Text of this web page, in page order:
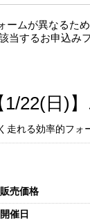
ムが異なるた
当するお申込み
1/22(日)
走れる効率的フォ
販売価格
開催日